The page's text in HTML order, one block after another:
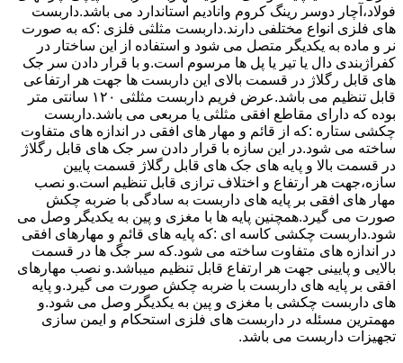
فولاد،آچار دوسر رینگ کروم وانادیم استاندارد می باشد.داربست
های فلزی انواع مختلفی دارند.داربست مثلثی فلزی :که به صورت
نر و ماده به یکدیگر متصل می شود و استفاده از این ساختار در
کفراژبندی دال یا تیر یا پل ها مرسوم است.و با قرار دادن سر جک
های قابل رگلاژ در قسمت بالای این داربست ها جهت هر ارتفاعی
قابل تنظیم می باشد.عرض فریم داربست مثلثی ۱۲۰ سانتی متر
بوده که دارای مقاطع افقی مثلثی یا مربعی می باشد.داربست
چکشی ستاره :که از قائم و مهار های افقی در اندازه های متفاوت
ساخته می شود.در این سازه با قرار دادن سر جک های قابل رگلاژ
در قسمت بالا و پایه های جک های قابل رگلاژ قسمت پایین
سازه،جهت هر ارتفاع و اختلاف ترازی قابل تنظیم است.و نصب
مهار های افقی بر پایه های داربست به سادگی با ضربه چکش
صورت می گیرد.همچنین پایه ها با مغزی و پین به یکدیگر وصل می
شود.داربست چکشی کاسه ای :که پایه های قائم و مهارهای افقی
در اندازه های متفاوت ساخته می شود.که سر جگ ها در قسمت
بالایی و پایینی جهت هر ارتفاع قابل تنظیم میباشد.و نصب مهارهای
افقی بر پایه های داربست با ضربه چکش صورت می گیرد.و پایه
های داربست چکشی با مغزی و پین به یکدیگر وصل می شود.و
مهمترین مسئله در داربست های فلزی استحکام و ایمن سازی
تجهیزات داربست می باشد.